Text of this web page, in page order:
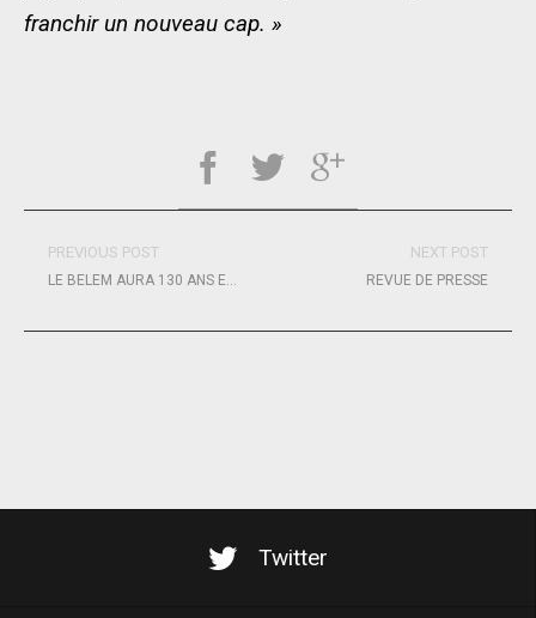
franchir un nouveau cap. »
PREVIOUS POST
LE BELEM AURA 130 ANS EN 2026
NEXT POST
REVUE DE PRESSE
Twitter